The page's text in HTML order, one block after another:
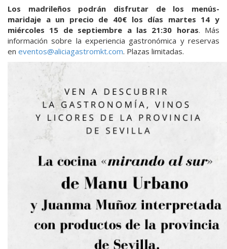
Los madrileños podrán disfrutar de los menús-
maridaje a un precio de 40€ los días martes 14 y
miércoles 15 de septiembre a las 21:30 horas. Más
información sobre la experiencia gastronómica y reservas
en eventos@aliciagastromkt.com. Plazas limitadas.